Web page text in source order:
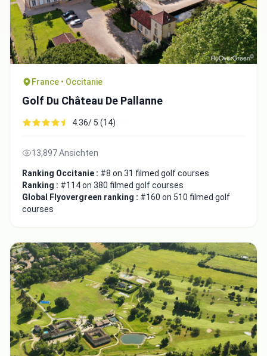
France • Occitanie
Golf Du Château De Pallanne
4.36/ 5 (14)
13,897 Ansichten
Ranking Occitanie : #8 on 31 filmed golf courses
Ranking : #114 on 380 filmed golf courses
Global Flyovergreen ranking : #160 on 510 filmed golf
courses
Integrate video
Video choice:
Copy to Clipboard
Embed code
Close